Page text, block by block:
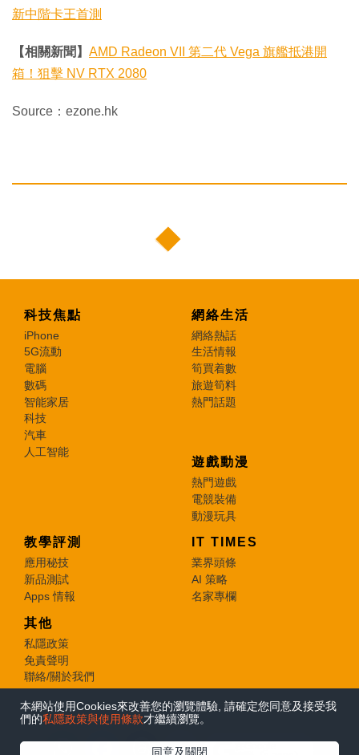
本網站使用Cookies來改善您的瀏覽體驗, 請確定您同意及接受我
們的私隱政策與使用條款才繼續瀏覽。
同意及關閉
新中階卡王首測
【相關新聞】 AMD Radeon VII 第二代 Vega 旗艦抵港開
箱！狙擊 NV RTX 2080
Source：ezone.hk
科技焦點
iPhone
5G流動
電腦
數碼
智能家居
科技
汽車
人工智能
網絡生活
網絡熱話
生活情報
筍買着數
旅遊筍料
熱門話題
遊戲動漫
熱門遊戲
電競裝備
動漫玩具
教學評測
應用秘技
新品測試
Apps 情報
IT TIMES
業界頭條
AI 策略
名家專欄
其他
私隱政策
免責聲明
聯絡/關於我們
© 2026 e-zone. All Rights Reserved.